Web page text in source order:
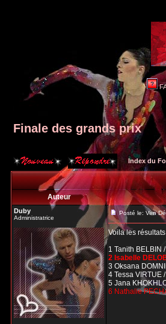
Finale des grands prix
Index du
Auteur
Duby
Administratrice
Posté le: Ven
Voila les
1 Tanith BELBIN
2 Isabelle
3 Oksana
4 Tessa VIRTUE
5 Jana
6 Nathalie